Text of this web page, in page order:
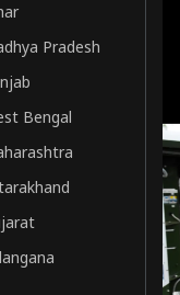
Pradesh
Bengal